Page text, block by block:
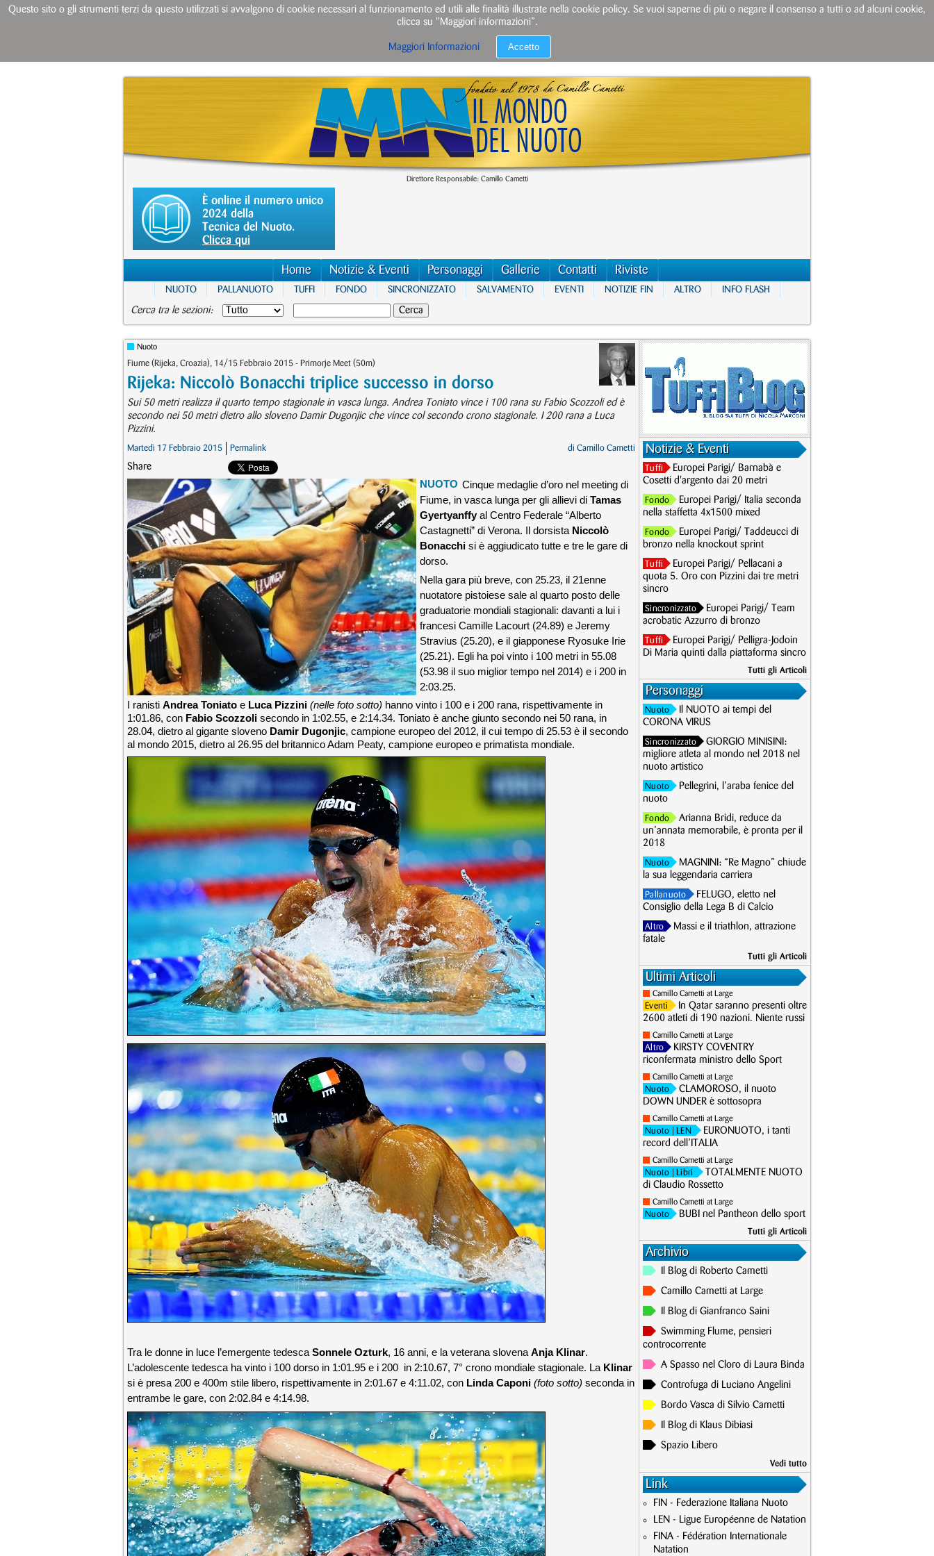
Direttore Responsabile: Camillo Cametti
È online il numero unico
2024 della
Tecnica del Nuoto.
Clicca qui
Home Notizie & Eventi Personaggi Gallerie Contatti Riviste
NUOTO PALLANUOTO TUFFI FONDO SINCRONIZZATO SALVAMENTO EVENTI NOTIZIE FIN ALTRO INFO FLASH
Cerca tra le sezioni:
Nuoto
Fiume (Rijeka, Croazia), 14/15 Febbraio 2015 - Primorje Meet (50m)
Rijeka: Niccolò Bonacchi triplice successo in dorso
Sui 50 metri realizza il quarto tempo stagionale in vasca lunga. Andrea Toniato vince i 100 rana su Fabio Scozzoli ed è
secondo nei 50 metri dietro allo sloveno Damir Dugonjic che vince col secondo crono stagionale. I 200 rana a Luca
Pizzini.
Martedì 17 Febbraio 2015 Permalink di Camillo Cametti
Share
NUOTO Cinque medaglie d’oro nel meeting di
Fiume, in vasca lunga per gli allievi di Tamas
Gyertyanffy al Centro Federale “Alberto
Castagnetti” di Verona. Il dorsista Niccolò
Bonacchi si è aggiudicato tutte e tre le gare di
dorso.
Nella gara più breve, con 25.23, il 21enne
nuotatore pistoiese sale al quarto posto delle
graduatorie mondiali stagionali: davanti a lui i
francesi Camille Lacourt (24.89) e Jeremy
Stravius (25.20), e il giapponese Ryosuke Irie
(25.21). Egli ha poi vinto i 100 metri in 55.08
(53.98 il suo miglior tempo nel 2014) e i 200 in
2:03.25.
I ranisti Andrea Toniato e Luca Pizzini (nelle foto sotto) hanno vinto i 100 e i 200 rana, rispettivamente in
1:01.86, con Fabio Scozzoli secondo in 1:02.55, e 2:14.34. Toniato è anche giunto secondo nei 50 rana, in
28.04, dietro al gigante sloveno Damir Dugonjic, campione europeo del 2012, il cui tempo di 25.53 è il secondo
al mondo 2015, dietro al 26.95 del britannico Adam Peaty, campione europeo e primatista mondiale.
Tra le donne in luce l’emergente tedesca Sonnele Ozturk, 16 anni, e la veterana slovena Anja Klinar.
L’adolescente tedesca ha vinto i 100 dorso in 1:01.95 e i 200 in 2:10.67, 7° crono mondiale stagionale. La Klinar
si è presa 200 e 400m stile libero, rispettivamente in 2:01.67 e 4:11.02, con Linda Caponi (foto sotto) seconda in
entrambe le gare, con 2:02.84 e 4:14.98.
Notizie & Eventi
Tuffi
Europei Parigi/ Barnabà e
Cosetti d'argento dai 20 metri
Fondo
Europei Parigi/ Italia seconda
nella staffetta 4x1500 mixed
Fondo
Europei Parigi/ Taddeucci di
bronzo nella knockout sprint
Tuffi
Europei Parigi/ Pellacani a
quota 5. Oro con Pizzini dai tre metri
sincro
Sincronizzato
Europei Parigi/ Team
acrobatic Azzurro di bronzo
Tuffi
Europei Parigi/ Pelligra-Jodoin
Di Maria quinti dalla piattaforma sincro
Tutti gli Articoli
Personaggi
Nuoto
Il NUOTO ai tempi del
CORONA VIRUS
Sincronizzato
GIORGIO MINISINI:
migliore atleta al mondo nel 2018 nel
nuoto artistico
Nuoto
Pellegrini, l’araba fenice del
nuoto
Fondo
Arianna Bridi, reduce da
un’annata memorabile, è pronta per il
2018
Nuoto
MAGNINI: “Re Magno” chiude
la sua leggendaria carriera
Pallanuoto
FELUGO, eletto nel
Consiglio della Lega B di Calcio
Altro
Massi e il triathlon, attrazione
fatale
Tutti gli Articoli
Ultimi Articoli
Camillo Cametti at Large
Eventi
In Qatar saranno presenti oltre
2600 atleti di 190 nazioni. Niente russi
Camillo Cametti at Large
Altro
KIRSTY COVENTRY
riconfermata ministro dello Sport
Camillo Cametti at Large
Nuoto
CLAMOROSO, il nuoto
DOWN UNDER è sottosopra
Camillo Cametti at Large
Nuoto | LEN
EURONUOTO, i tanti
record dell’ITALIA
Camillo Cametti at Large
Nuoto | Libri
TOTALMENTE NUOTO
di Claudio Rossetto
Camillo Cametti at Large
Nuoto BUBI nel Pantheon dello sport
Tutti gli Articoli
Archivio
Il Blog di Roberto Cametti
Camillo Cametti at Large
Il Blog di Gianfranco Saini
Swimming Flume, pensieri
controcorrente
A Spasso nel Cloro di Laura Binda
Controfuga di Luciano Angelini
Bordo Vasca di Silvio Cametti
Il Blog di Klaus Dibiasi
Spazio Libero
Vedi tutto
Link
FIN - Federazione Italiana Nuoto
LEN - Ligue Européenne de Natation
FINA - Fédération Internationale
Natation
Questo sito o gli strumenti terzi da questo utilizzati si avvalgono di cookie necessari al funzionamento ed utili alle finalità illustrate nella cookie policy. Se vuoi saperne di più o negare il consenso a tutti o ad alcuni cookie,
clicca su "Maggiori informazioni”.
Maggiori Informazioni Accetto